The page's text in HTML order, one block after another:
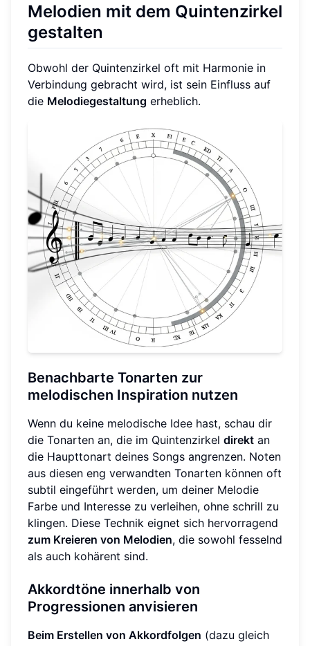
Melodien mit dem Quintenzirkel
gestalten
Obwohl der Quintenzirkel oft mit Harmonie in
Verbindung gebracht wird, ist sein Einfluss auf
die Melodiegestaltung erheblich.
Benachbarte Tonarten zur
melodischen Inspiration nutzen
Wenn du keine melodische Idee hast, schau dir
die Tonarten an, die im Quintenzirkel direkt an
die Haupttonart deines Songs angrenzen. Noten
aus diesen eng verwandten Tonarten können oft
subtil eingeführt werden, um deiner Melodie
Farbe und Interesse zu verleihen, ohne schrill zu
klingen. Diese Technik eignet sich hervorragend
zum Kreieren von Melodien, die sowohl fesselnd
als auch kohärent sind.
Akkordtöne innerhalb von
Progressionen anvisieren
Beim Erstellen von Akkordfolgen (dazu gleich